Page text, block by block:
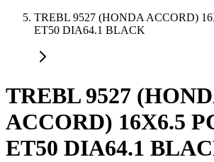
TREBL 9527 (HONDA ACCORD)
ET50 DIA64.1 BLACK
TREBL 9527
ACCORD) 16X6.5
ET50 DIA64.1